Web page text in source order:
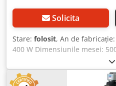
Solicita
Stare: folosit, An de fabricație:
400 W Dimensiunile mesei:
Rjk Avans longitudinal: 400,
140, manual și automat
Dispozitiv de rectificare -